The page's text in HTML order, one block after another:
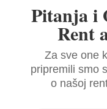
Pitanja i
Rent
Za sve one
pripremili smo
o našoj